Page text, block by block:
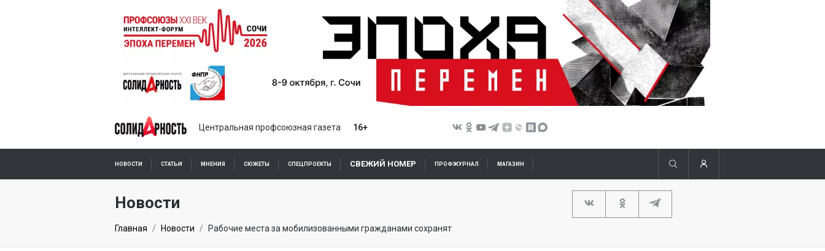
Центральная профсоюзная газета 16+
НОВОСТИ СТАТЬИ МНЕНИЯ СЮЖЕТЫ СПЕЦПРОЕКТЫ СВЕЖИЙ НОМЕР ПРОФЖУРНАЛ МАГАЗИН
ПОДПИСКА ОНЛАЙН
Новости
Главная Новости Рабочие места за мобилизованными гражданами сохранят